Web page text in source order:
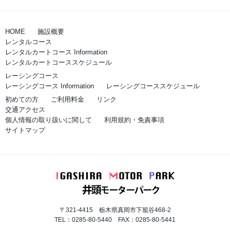
HOME
施設概要
レンタルコース
レンタルカートコース Information
レンタルカートコーススケジュール
レーシングコース
レーシングコース Information
レーシングコーススケジュール
初めての方
ご利用料金
リンク
交通アクセス
個人情報の取り扱いに関して
利用規約・免責事項
サイトマップ
〒321-4415 栃木県真岡市下籠谷468-2
TEL：0285-80-5440 FAX：0285-80-5441